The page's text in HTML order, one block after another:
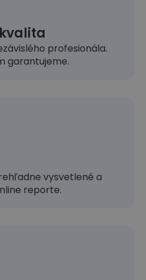
profesionála.
garantujeme.
vysvetlené a
reporte.